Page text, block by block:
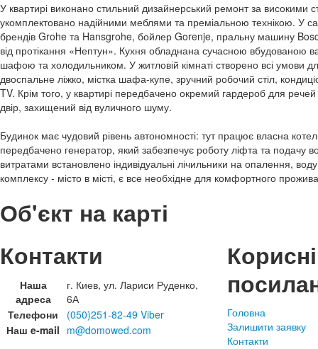
У квартирі виконано стильний дизайнерський ремонт за високими
укомплектовано надійними меблями та преміальною технікою. У
брендів Grohe та Hansgrohe, бойлер Gorenje, пральну машину
від протікання «Нептун». Кухня обладнана сучасною
шафою та холодильником. У житловій кімнаті створено всі умови
двоспальне ліжко, містка шафа-купе, зручний робочий стіл,
TV. Крім того, у квартирі передбачено окремий гардероб для
двір, захищений від вуличного шуму.
Будинок має чудовий рівень автономності: тут працює власна
передбачено генератор, який забезпечує роботу ліфта та подачу
витратами встановлено індивідуальні лічильники на опалення,
комплексу - місто в місті, є все необхідне для комфортного
Об'єкт на карті
Контакти
Наша
адреса
г. Киев, ул. Лариси Руденко,
6А
Телефони
(050)251-82-49 Viber
Наш e-mail m@domowed.com
Корисні
Головна
Залишити заявку
Контакти